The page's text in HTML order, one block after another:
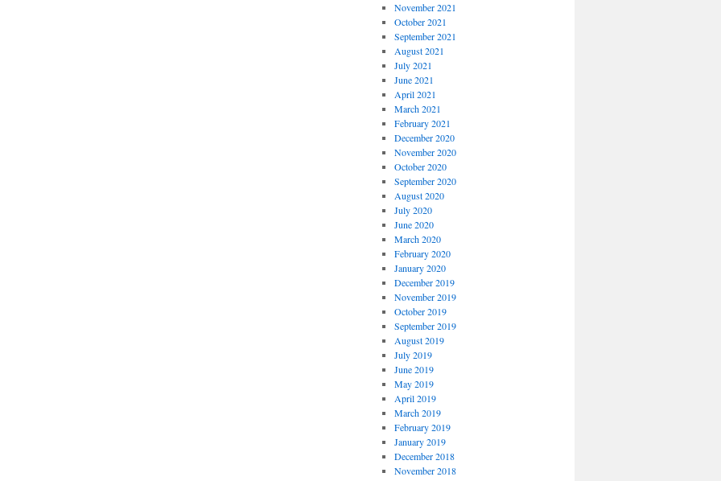
November 2021
October 2021
September 2021
August 2021
July 2021
June 2021
April 2021
March 2021
February 2021
December 2020
November 2020
October 2020
September 2020
August 2020
July 2020
June 2020
March 2020
February 2020
January 2020
December 2019
November 2019
October 2019
September 2019
August 2019
July 2019
June 2019
May 2019
April 2019
March 2019
February 2019
January 2019
December 2018
November 2018